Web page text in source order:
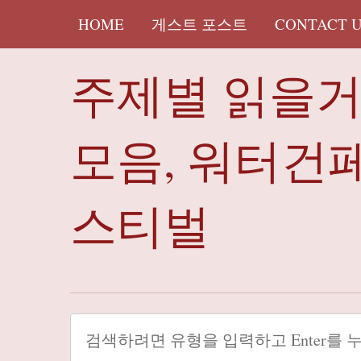
HOME 게스트 포스트 CONTACT
주제별 읽을
모음, 워터건
스티벌